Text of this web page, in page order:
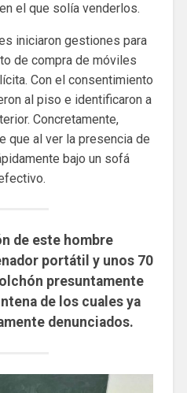
el que solía venderlos.
iniciaron gestiones para
de compra de móviles
Con el consentimiento
al piso e identificaron a
Concretamente,
que al ver la presencia de
bajo un sofá
de este hombre
portátil y unos 70
presuntamente
de los cuales ya
denunciados.